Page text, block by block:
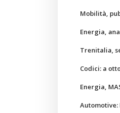
Mobilità,
Energia,
Trenitalia,
Codici: a
Energia,
Automotive: